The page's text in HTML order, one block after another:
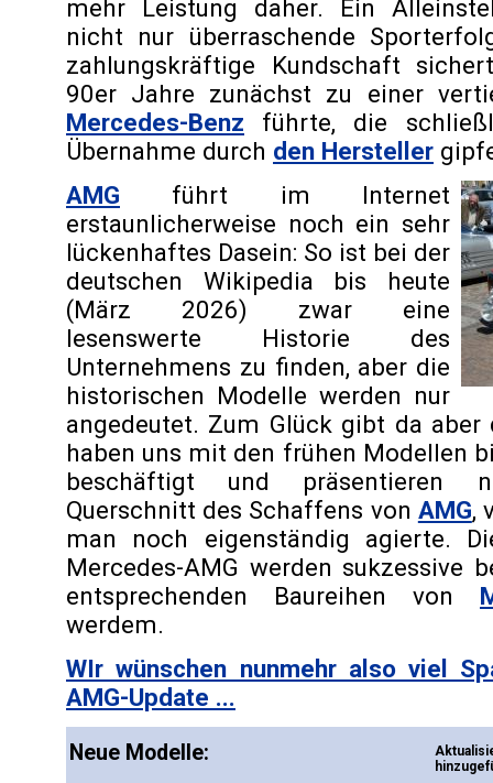
mehr Leistung daher. Ein
nicht nur überraschende
zahlungskräftige Kundschaft
90er Jahre zunächst zu einer
Mercedes-Benz führte, die
Übernahme durch den Hersteller
AMG führt im Internet
erstaunlicherweise noch ein sehr
lückenhaftes Dasein: So ist bei der
deutschen Wikipedia bis heute
(März 2026) zwar eine
lesenswerte Historie des
Unternehmens zu finden, aber die
historischen Modelle werden nur
angedeutet. Zum Glück gibt da
haben uns mit den frühen Modellen
beschäftigt und präsentieren
Querschnitt des Schaffens von AMG,
man noch eigenständig agierte.
Mercedes-AMG werden sukzessive
entsprechenden Baureihen von
werdem.
WIr wünschen nunmehr also viel
AMG-Update ...
Neue Modelle: